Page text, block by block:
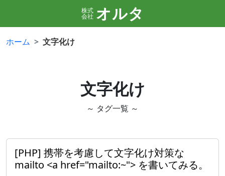
株式
会社 オルタ
ホーム 文字化け
文字化け
～ タグ一覧 ～
[PHP] 携帯を考慮して文字化け対策な
mailto <a href="mailto:~"> を書いてみる。